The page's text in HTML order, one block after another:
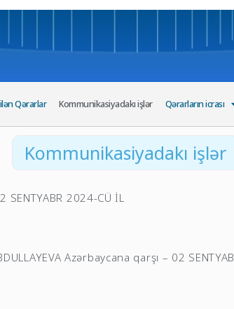
Qərarlar Kommunikasiyadakı işlər Qərarların icrası
Kommunikasiyadakı işlər
2024-CÜ İL
Azərbaycana qarşı – 02